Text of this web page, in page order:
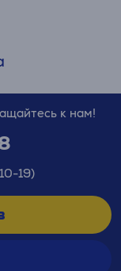
к нам!
19)